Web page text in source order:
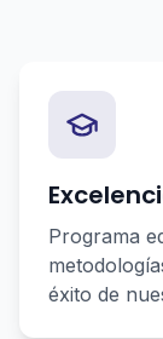
Programa
éxito de